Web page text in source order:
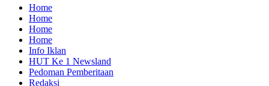
Home
Home
Home
Home
Info Iklan
HUT Ke 1 Newsland
Pedoman Pemberitaan
Redaksi